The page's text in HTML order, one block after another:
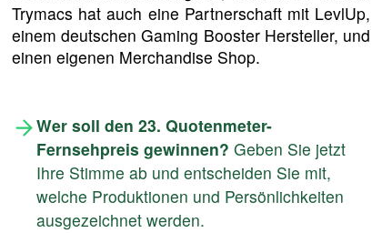
Trymacs hat auch eine Partnerschaft mit LevlUp,
einem deutschen Gaming Booster Hersteller, und
einen eigenen Merchandise Shop.
Wer soll den 23. Quotenmeter-
Fernsehpreis gewinnen? Geben Sie jetzt
Ihre Stimme ab und entscheiden Sie mit,
welche Produktionen und Persönlichkeiten
ausgezeichnet werden.